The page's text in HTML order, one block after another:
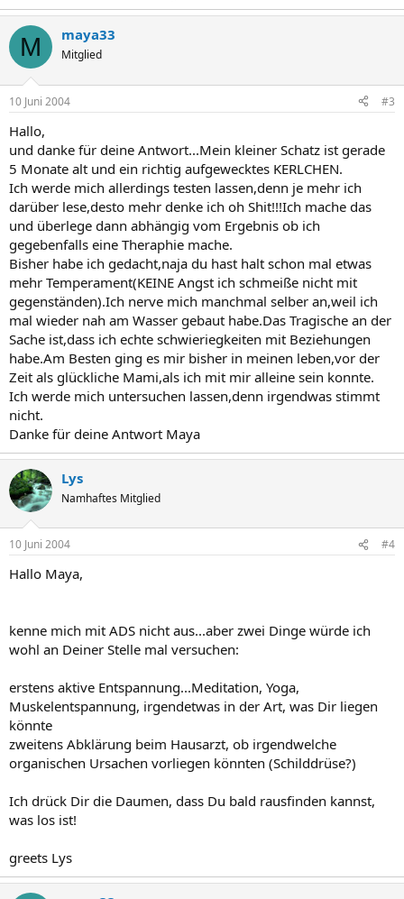
M maya33
Mitglied
10 Juni 2004 #3
Hallo,
und danke für deine Antwort...Mein kleiner Schatz ist gerade
5 Monate alt und ein richtig aufgewecktes KERLCHEN.
Ich werde mich allerdings testen lassen,denn je mehr ich
darüber lese,desto mehr denke ich oh Shit!!!Ich mache das
und überlege dann abhängig vom Ergebnis ob ich
gegebenfalls eine Theraphie mache.
Bisher habe ich gedacht,naja du hast halt schon mal etwas
mehr Temperament(KEINE Angst ich schmeiße nicht mit
gegenständen).Ich nerve mich manchmal selber an,weil ich
mal wieder nah am Wasser gebaut habe.Das Tragische an der
Sache ist,dass ich echte schwieriegkeiten mit Beziehungen
habe.Am Besten ging es mir bisher in meinen leben,vor der
Zeit als glückliche Mami,als ich mit mir alleine sein konnte.
Ich werde mich untersuchen lassen,denn irgendwas stimmt
nicht.
Danke für deine Antwort Maya
Lys
Namhaftes Mitglied
10 Juni 2004 #4
Hallo Maya,
kenne mich mit ADS nicht aus...aber zwei Dinge würde ich
wohl an Deiner Stelle mal versuchen:
erstens aktive Entspannung...Meditation, Yoga,
Muskelentspannung, irgendetwas in der Art, was Dir liegen
könnte
zweitens Abklärung beim Hausarzt, ob irgendwelche
organischen Ursachen vorliegen könnten (Schilddrüse?)
Ich drück Dir die Daumen, dass Du bald rausfinden kannst,
was los ist!
greets Lys